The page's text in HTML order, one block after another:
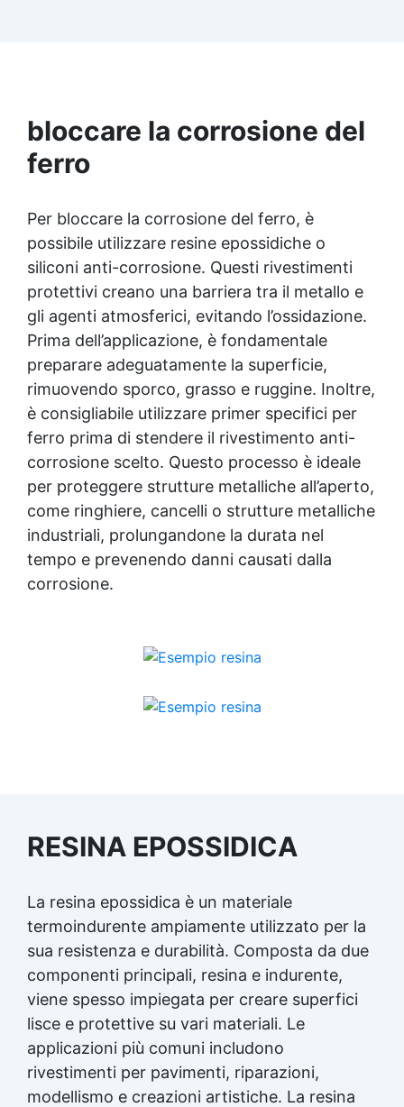
di lavoro silenzioso e confortevole. Ideale per
artigiani, produttori di stampi, creatori di gioielli
e appassionati di fai-da-te, questo strumento
migliora rapidamente e in modo professionale
bloccare la corrosione del
ferro
Per bloccare la corrosione del ferro, è
possibile utilizzare resine epossidiche o
siliconi anti-corrosione. Questi rivestimenti
protettivi creano una barriera tra il metallo e
gli agenti atmosferici, evitando l’ossidazione.
Prima dell’applicazione, è fondamentale
preparare adeguatamente la superficie,
rimuovendo sporco, grasso e ruggine. Inoltre,
è consigliabile utilizzare primer specifici per
ferro prima di stendere il rivestimento anti-
corrosione scelto. Questo processo è ideale
per proteggere strutture metalliche all’aperto,
come ringhiere, cancelli o strutture metalliche
industriali, prolungandone la durata nel
tempo e prevenendo danni causati dalla
corrosione.
RESINA EPOSSIDICA
La resina epossidica è un materiale
termoindurente ampiamente utilizzato per la
sua resistenza e durabilità. Composta da due
componenti principali, resina e indurente,
viene spesso impiegata per creare superfici
lisce e protettive su vari materiali. Le
applicazioni più comuni includono
rivestimenti per pavimenti, riparazioni,
modellismo e creazioni artistiche. La resina